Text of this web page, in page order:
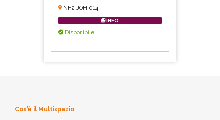
NF2 JOH 014
INFO
Disponibile
Cos'è il Multispazio